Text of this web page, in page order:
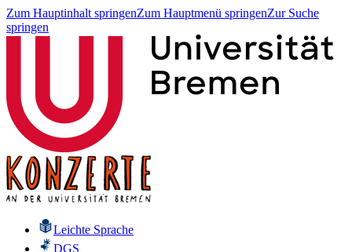
Zum Hauptinhalt springenZum Hauptmenü springenZur Suche
springen
Leichte Sprache
DGS